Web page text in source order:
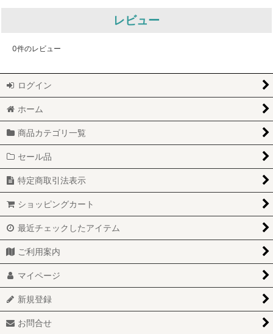
レビュー
0件のレビュー
ログイン
ホーム
商品カテゴリ一覧
セール品
特定商取引法表示
ショッピングカート
最近チェックしたアイテム
ご利用案内
マイページ
新規登録
お問合せ